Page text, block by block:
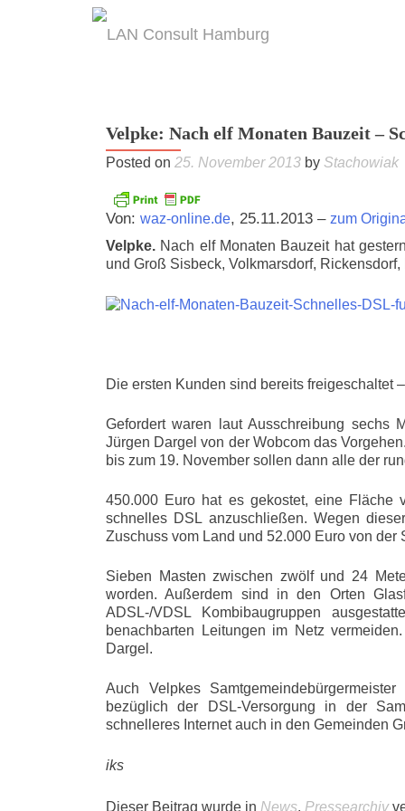
Velpke: Nach elf Monaten Bauzeit –
Posted on 25. November 2013 by Stachowiak
Von: waz-online.de, 25.11.2013 – zum
Velpke. Nach elf Monaten Bauzeit hat
und Groß Sisbeck, Volkmarsdorf,
Die ersten Kunden sind bereits freigeschaltet
Gefordert waren laut Ausschreibung sechs
Jürgen Dargel von der Wobcom das
bis zum 19. November sollen dann alle der
450.000 Euro hat es gekostet, eine Fläche
schnelles DSL anzuschließen. Wegen
Zuschuss vom Land und 52.000 Euro von der
Sieben Masten zwischen zwölf und 24
worden. Außerdem sind in den Orten
ADSL-/VDSL Kombibaugruppen
benachbarten Leitungen im Netz
Dargel.
Auch Velpkes
bezüglich der DSL-Versorgung in der
schnelleres Internet auch in den Gemeinden
iks
Dieser Beitrag wurde in News, Pressearchiv